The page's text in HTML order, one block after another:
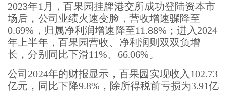
2023年1月，百果园挂牌港交所成功登陆资本市
场后，公司业绩火速变脸，营收增速骤降至
0.69%，归属净利润增速降至11.88%；进入2024
年上半年，百果园营收、净利润则双双负增
长，分别同比下滑11%、66.06%。
公司2024年的财报显示，百果园实现收入102.73
亿元，同比下降9.8%，除所得税前亏损为3.91亿